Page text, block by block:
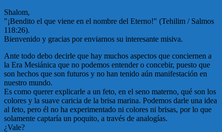
Shalom,
"¡Bendito el que viene en el nombre del Eterno!" (Tehilim / Salmos
118:26).
Bienvenido y gracias por enviarnos su interesante misiva.
Ante todo debo decirle que hay muchos aspectos que conciernen a
la Era Mesiánica que no podemos entender o concebir, puesto que
son hechos que son futuros y no han tenido aún manifestación en
nuestro mundo.
Es como querer explicarle a un feto, en el seno materno, qué son los
colores y la suave caricia de la brisa marina. Podemos darle una idea
al feto, pero él no ha experimentado ni colores ni brisas, por lo que
solamente captarí­­a un poquito, a través de analogí­­as.
¿Vale?